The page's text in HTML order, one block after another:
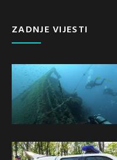
ZADNJE VIJESTI